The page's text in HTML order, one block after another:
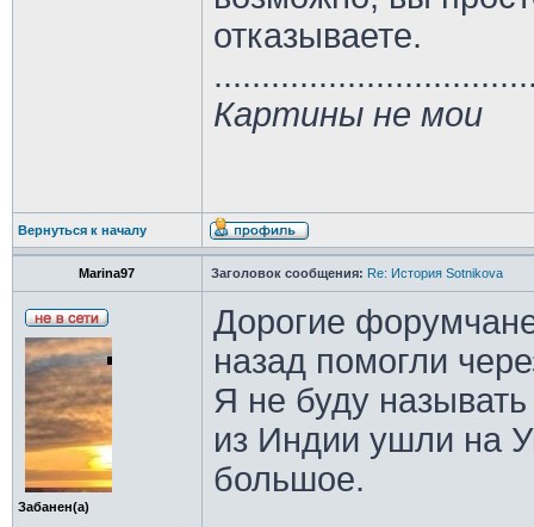
отказываете.
Картины не мои
Вернуться к началу
Marina97 Заголовок сообщения: Re: История Sotnikova
Забанен(а)
Дорогие
назад помогли
Я не буду
из Индии ушли на
большое.